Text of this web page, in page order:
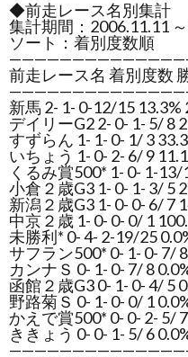
◆前走レース名別集計
集計期間：2006.11.11
ソート：着別度数順
前走レース名 着別度数
新馬 2- 1- 0-12/15 13.3%
デイリーG2 2- 0- 1- 5/ 8
すずらん 1- 1- 0- 1/ 3
いちょう 1- 0- 2- 6/ 9
くるみ賞500* 1- 0- 1-13/
小倉２歳G3 1- 0- 1- 3/ 5
新潟２歳G3 1- 0- 0- 6/ 7
中京２歳 1- 0- 0- 0/ 1
未勝利* 0- 4- 2-19/25
サフラン500* 0- 1- 0- 7/
カンナＳ 0- 1- 0- 7/ 8
函館２歳G3 0- 1- 0- 4/ 5
野路菊Ｓ 0- 1- 0- 0/ 1
かえで賞500* 0- 0- 2- 5/
ききょう 0- 0- 1- 5/ 6